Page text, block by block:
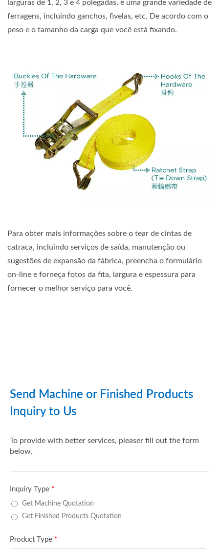
larguras de 1, 2, 3 e 4 polegadas, e uma grande variedade de
ferragens, incluindo ganchos, fivelas, etc. De acordo com o
peso e o tamanho da carga que você está fixando.
Para obter mais informações sobre o tear de cintas de
catraca, incluindo serviços de saída, manutenção ou
sugestões de expansão da fábrica, preencha o formulário
on-line e forneça fotos da fita, largura e espessura para
fornecer o melhor serviço para você.